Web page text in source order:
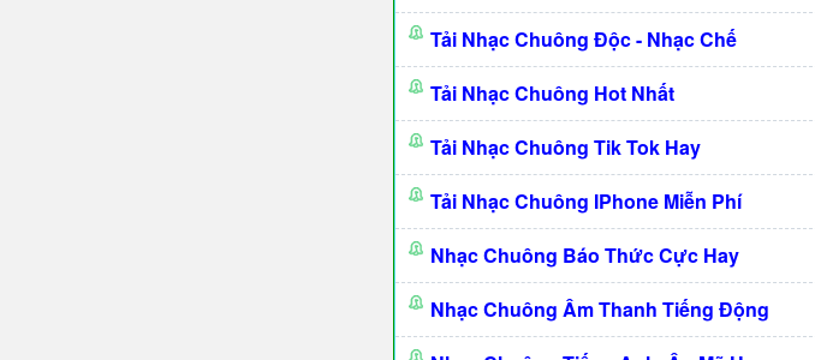
Tải Nhạc Chuông Độc - Nhạc Chế
Tải Nhạc Chuông Hot Nhất
Tải Nhạc Chuông Tik Tok Hay
Tải Nhạc Chuông IPhone Miễn Phí
Nhạc Chuông Báo Thức Cực Hay
Nhạc Chuông Âm Thanh Tiếng Động